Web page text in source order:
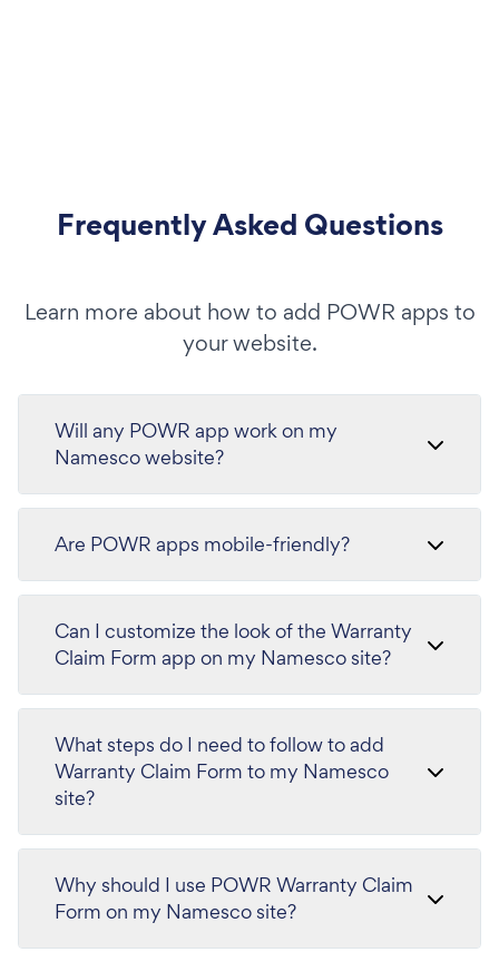
Frequently Asked Questions
Learn more about how to add POWR apps to
your website.
Will any POWR app work on my
Namesco website?
Are POWR apps mobile-friendly?
Can I customize the look of the Warranty
Claim Form app on my Namesco site?
What steps do I need to follow to add
Warranty Claim Form to my Namesco
site?
Why should I use POWR Warranty Claim
Form on my Namesco site?